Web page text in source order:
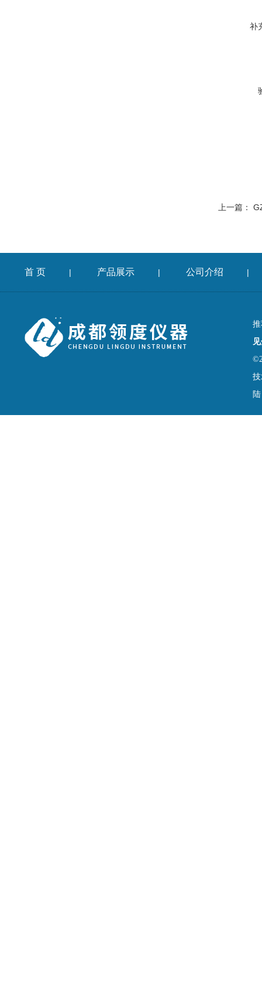
补
上一篇：
首 页 | 产品展示 | 公司介绍 |
陆